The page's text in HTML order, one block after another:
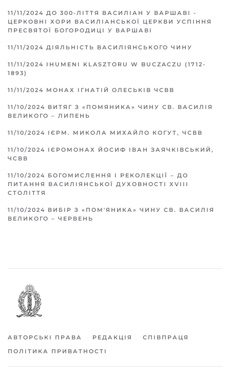
11/11/2024 ДО 300-ЛІТТЯ ВАСИЛІАН У ВАРШАВІ -
ЦЕРКОВНІ ХОРИ ВАСИЛІАНСЬКОЇ ЦЕРКВИ УСПІННЯ
ПРЕСВЯТОЇ БОГОРОДИЦІ У ВАРШАВІ
11/11/2024 ДІЯЛЬНІСТЬ ВАСИЛІЯНСЬКОГО ЧИНУ
11/11/2024 IHUMENI KLASZTORU W BUCZACZU (1712-
1893)
11/11/2024 МОНАХ ІГНАТІЙ ОЛЕСЬКІВ ЧСВВ
11/10/2024 ВИТЯГ З «ПОМЯНИКА» ЧИНУ СВ. ВАСИЛІЯ
ВЕЛИКОГО – ЛИПЕНЬ
11/10/2024 ІЄРМ. МИКОЛА МИХАЙЛО КОГУТ, ЧСВВ
11/10/2024 ІЄРОМОНАХ ЙОСИФ ІВАН ЗАЯЧКІВСЬКИЙ,
ЧСВВ
11/10/2024 БОГОМИСЛЕННЯ І РЕКОЛЕКЦІЇ – ДО
ПИТАННЯ ВАСИЛІЯНСЬКОЇ ДУХОВНОСТІ XVIII
СТОЛІТТЯ
11/10/2024 ВИБІР З «ПОМ'ЯНИКА» ЧИНУ СВ. ВАСИЛІЯ
ВЕЛИКОГО – ЧЕРВЕНЬ
АВТОРСЬКІ ПРАВА РЕДАКЦІЯ
СПІВПРАЦЯ
ПОЛІТИКА ПРИВАТНОСТІ